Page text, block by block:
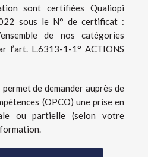
sont certifiées Qualiopi
sous le N° de certificat :
de nos catégories
l’art. L.6313-1-1° ACTIONS
de demander auprès de
(OPCO) une prise en
ou partielle (selon votre